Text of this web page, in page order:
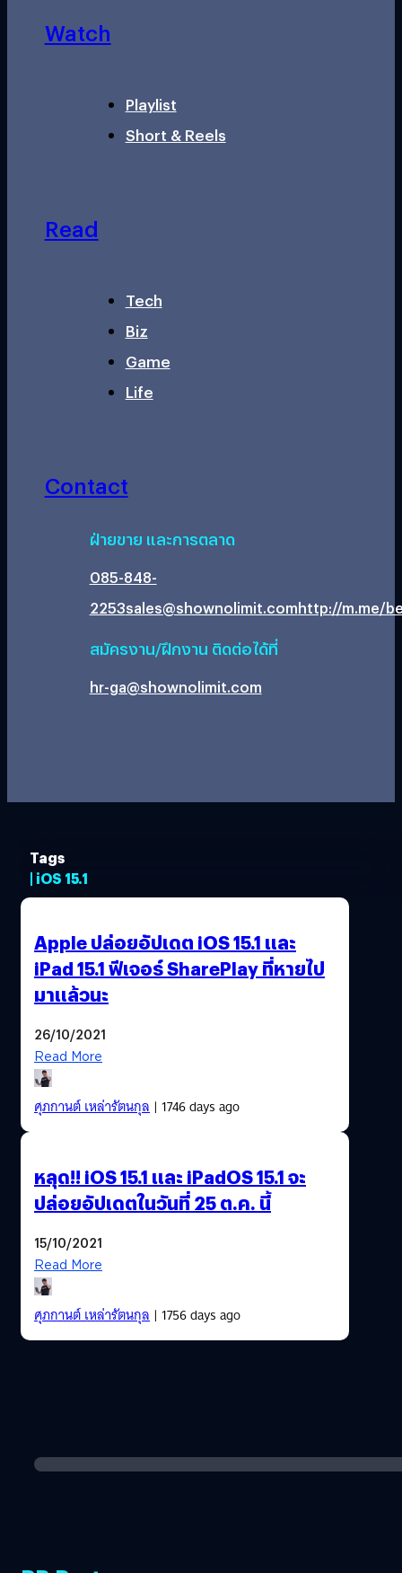
Watch
Playlist
Short & Reels
Read
Tech
Biz
Game
Life
Contact
ฝ่ายขาย และการตลาด
085-848-
2253sales@shownolimit.comhttp://m.me/
สมัครงาน/ฝึกงาน ติดต่อได้ที่
hr-ga@shownolimit.com
Tags
| iOS 15.1
Apple ปล่อยอัปเดต iOS 15.1 และ
iPad 15.1 ฟีเจอร์ SharePlay ที่หายไป
มาแล้วนะ
26/10/2021
Read More
ศุภกานต์ เหล่ารัตนกุล| 1746 days ago
หลุด!! iOS 15.1 และ iPadOS 15.1 จะ
ปล่อยอัปเดตในวันที่ 25 ต.ค. นี้
15/10/2021
Read More
ศุภกานต์ เหล่ารัตนกุล| 1756 days ago